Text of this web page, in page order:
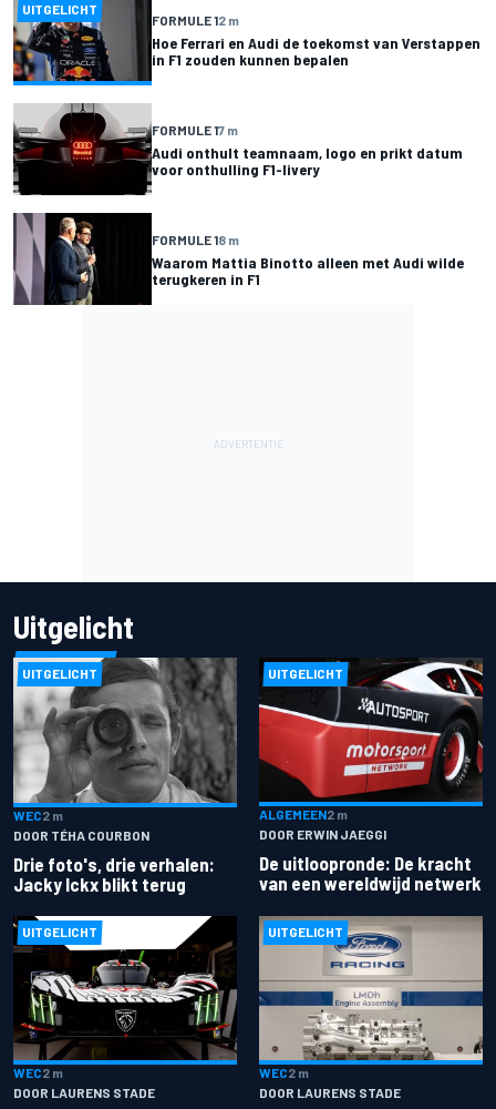
UITGELICHT
FORMULE 12 m
Hoe Ferrari en Audi de toekomst van Verstappen
in F1 zouden kunnen bepalen
FORMULE 17 m
Audi onthult teamnaam, logo en prikt datum
voor onthulling F1-livery
FORMULE 18 m
Waarom Mattia Binotto alleen met Audi wilde
terugkeren in F1
Uitgelicht
UITGELICHT
WEC2 m
DOOR TÉHA COURBON
Drie foto's, drie verhalen:
Jacky Ickx blikt terug
UITGELICHT
ALGEMEEN2 m
DOOR ERWIN JAEGGI
De uitloopronde: De kracht
van een wereldwijd netwerk
UITGELICHT
WEC2 m
DOOR LAURENS STADE
UITGELICHT
WEC2 m
DOOR LAURENS STADE